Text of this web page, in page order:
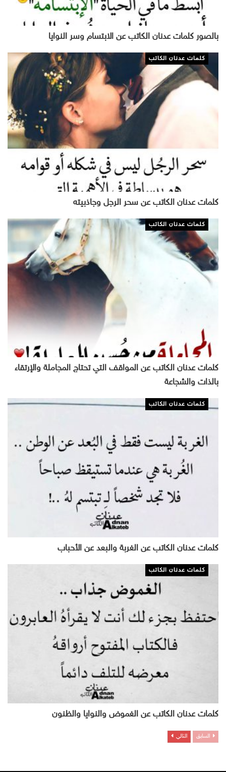
بالصور كلمات عدنان الكاتب عن الابتسام وسر النوايا
كلمات عدنان الكاتب
كلمات عدنان الكاتب عن سحر الرجل وجاذبيته
كلمات عدنان الكاتب
كلمات عدنان الكاتب عن المواقف التي تحتاج المجاملة والإرتقاء
بالذات والشجاعة
كلمات عدنان الكاتب
كلمات عدنان الكاتب عن الغربة والبعد عن الأحباب
كلمات عدنان الكاتب
كلمات عدنان الكاتب عن الغموض والنوايا والظنون
السابق التالي